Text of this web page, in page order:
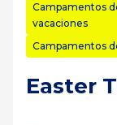
Campamentos
vacaciones
Campamentos
Easter